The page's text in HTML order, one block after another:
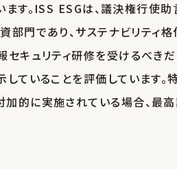
ます。ISS ESGは、議決権行
であり、サステナビリティ格
キュリティ研修を受けるべき
ていることを評価しています。
的に実施されている場合、最